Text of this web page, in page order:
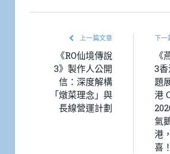
上一篇文章
《RO仙境傳說
3》製作人公開
信：深度解構
「燉菜理念」與
長線營運計劃
下一
《
3
題
港
氣
港
喜！